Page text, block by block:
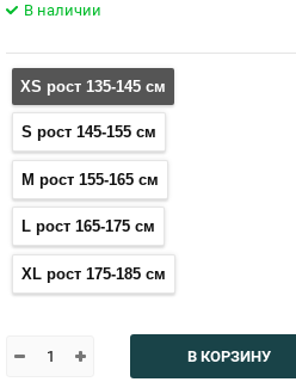
В наличии
XS рост 135-145 см
S рост 145-155 см
M рост 155-165 см
L рост 165-175 см
XL рост 175-185 см
В КОРЗИНУ